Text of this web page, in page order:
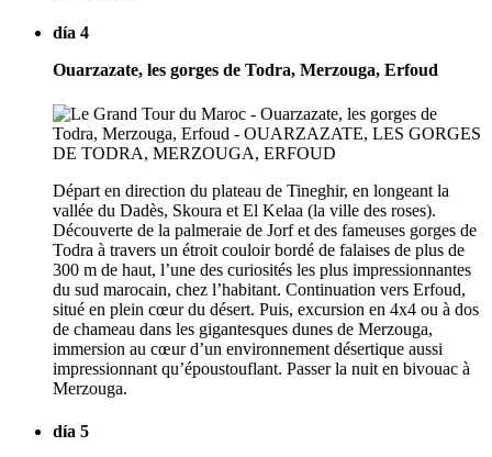
día 4
Ouarzazate, les gorges de Todra, Merzouga, Erfoud
Départ en direction du plateau de Tineghir, en longeant la
vallée du Dadès, Skoura et El Kelaa (la ville des roses).
Découverte de la palmeraie de Jorf et des fameuses gorges de
Todra à travers un étroit couloir bordé de falaises de plus de
300 m de haut, l’une des curiosités les plus impressionnantes
du sud marocain, chez l’habitant. Continuation vers Erfoud,
situé en plein cœur du désert. Puis, excursion en 4x4 ou à dos
de chameau dans les gigantesques dunes de Merzouga,
immersion au cœur d’un environnement désertique aussi
impressionnant qu’époustouflant. Passer la nuit en bivouac à
Merzouga.
día 5